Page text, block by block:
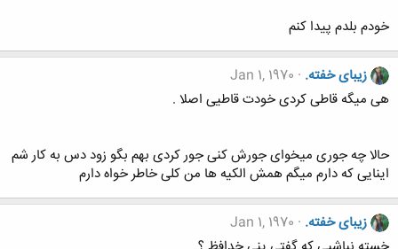
خودم بلدم پیدا کنم
زیبای خفته. Jan 1, 1970
هی میگه قاطی کردی خودت قاطیی اصلا .
حالا چه جوری میخوای جورش کنی جور کردی بهم بگو زود دس به کار شم
اینایی که دارم میگم همش الکیه ها من کلی خاطر خواه دارم
زیبای خفته. Jan 1, 1970